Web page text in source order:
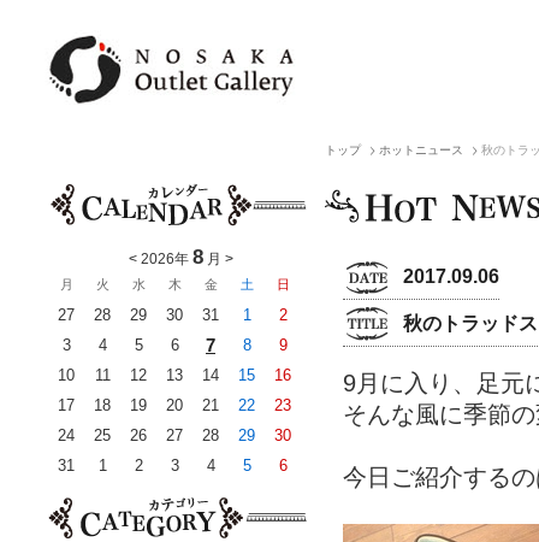
トップ ホットニュース 秋のトラ
2017.09.06
秋のトラッド
9月に入り、足元
そんな風に季節
今日ご紹介する
<2026年 8月 >
月 火 水 木 金 土 日
27 28 29 30 31 1
2
3
4 5 6 7 8
9
10
11 12 13 14 15
16
17
18 19 20 21 22
23
24
25 26 27 28 29
30
31
1 2 3 4 5 6